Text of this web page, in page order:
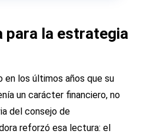
para la estrategia
en los últimos años que su
un carácter financiero, no
del consejo de
reforzó esa lectura: el